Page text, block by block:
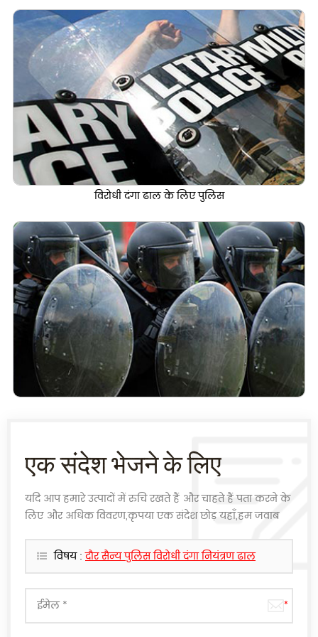
विरोधी दंगा ढाल के लिए पुलिस
एक संदेश भेजने के लिए
यदि आप हमारे उत्पादों में रुचि रखते हैं और चाहते हैं पता करने के
लिए और अधिक विवरण,कृपया एक संदेश छोड़ यहाँ,हम जवाब
विषय :दौर सैन्य पुलिस विरोधी दंगा नियंत्रण ढाल